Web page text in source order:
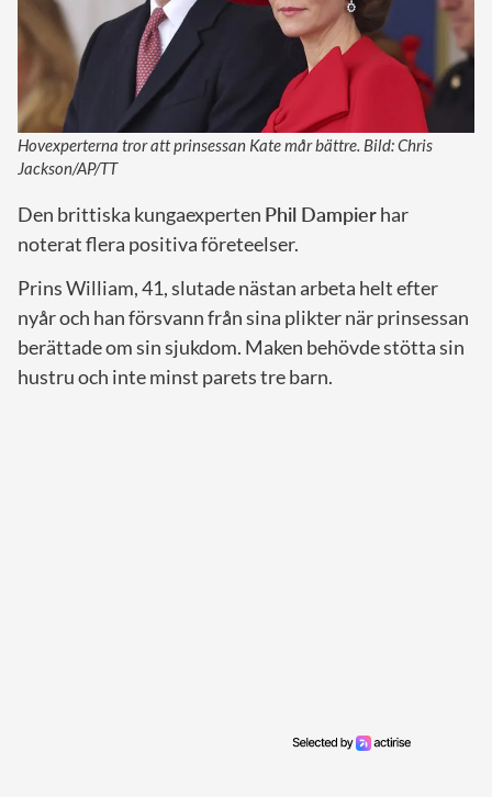
Hovexperterna tror att prinsessan Kate mår bättre. Bild: Chris
Jackson/AP/TT
Den brittiska kungaexperten Phil Dampierhar
noterat flera positiva företeelser.
Prins William, 41, slutade nästan arbeta helt efter
nyår och han försvann från sina plikter när prinsessan
berättade om sin sjukdom. Maken behövde stötta sin
hustru och inte minst parets tre barn.